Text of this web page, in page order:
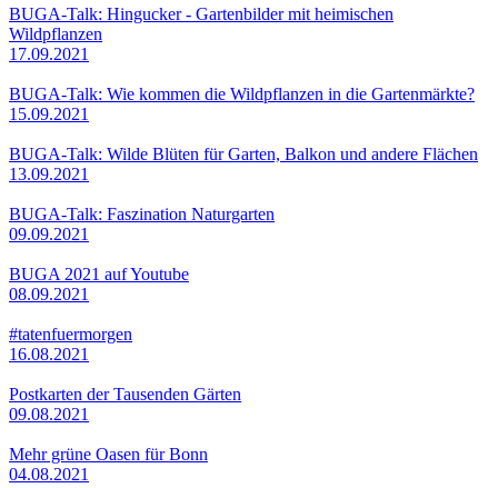
BUGA-Talk: Hingucker - Gartenbilder mit heimischen
Wildpflanzen
17.09.2021
BUGA-Talk: Wie kommen die Wildpflanzen in die Gartenmärkte?
15.09.2021
BUGA-Talk: Wilde Blüten für Garten, Balkon und andere Flächen
13.09.2021
BUGA-Talk: Faszination Naturgarten
09.09.2021
BUGA 2021 auf Youtube
08.09.2021
#tatenfuermorgen
16.08.2021
Postkarten der Tausenden Gärten
09.08.2021
Mehr grüne Oasen für Bonn
04.08.2021